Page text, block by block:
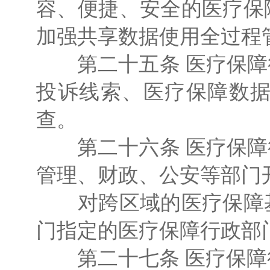
容、便捷、安全的医疗
加强共享数据使用全过
第二十五条 医疗保障
投诉线索、医疗保障数
查。
第二十六条 医疗保障
管理、财政、公安等部门
对跨区域的医疗保障
门指定的医疗保障行政部
第二十七条 医疗保障